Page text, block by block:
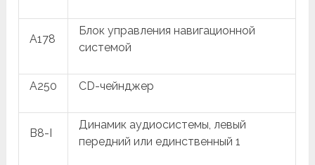
A178
Блок управления навигационной
системой
A250 CD-чейнджер
B8-I
Динамик аудиосистемы, левый
передний или единственный 1